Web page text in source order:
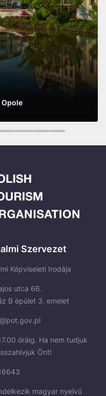
Opole
See more
6 7 8 9
Szervezet
Képviseleti Irodája
utca 66.
B épület 3. emelet
óráig. Ha nem tudjuk
Önt!
magyar nyelvű